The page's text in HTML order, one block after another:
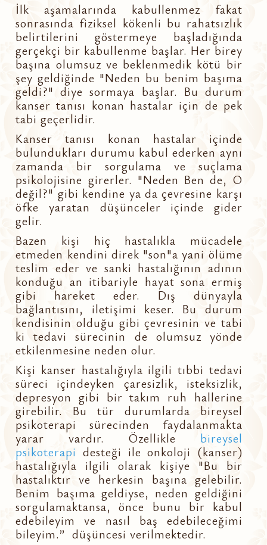
İlk aşamalarında kabullenmez fakat
sonrasında fiziksel kökenli bu rahatsızlık
belirtilerini göstermeye başladığında
gerçekçi bir kabullenme başlar. Her birey
başına olumsuz ve beklenmedik kötü bir
şey geldiğinde "Neden bu benim başıma
geldi?" diye sormaya başlar. Bu durum
kanser tanısı konan hastalar için de pek
tabi geçerlidir.
Kanser tanısı konan hastalar içinde
bulundukları durumu kabul ederken aynı
zamanda bir sorgulama ve suçlama
psikolojisine girerler. "Neden Ben de, O
değil?" gibi kendine ya da çevresine karşı
öfke yaratan düşünceler içinde gider
gelir.
Bazen kişi hiç hastalıkla mücadele
etmeden kendini direk "son"a yani ölüme
teslim eder ve sanki hastalığının adının
konduğu an itibariyle hayat sona ermiş
gibi hareket eder. Dış dünyayla
bağlantısını, iletişimi keser. Bu durum
kendisinin olduğu gibi çevresinin ve tabi
ki tedavi sürecinin de olumsuz yönde
etkilenmesine neden olur.
Kişi kanser hastalığıyla ilgili tıbbi tedavi
süreci içindeyken çaresizlik, isteksizlik,
depresyon gibi bir takım ruh hallerine
girebilir. Bu tür durumlarda bireysel
psikoterapi sürecinden faydalanmakta
yarar vardır. Özellikle bireysel
psikoterapi desteği ile onkoloji (kanser)
hastalığıyla ilgili olarak kişiye "Bu bir
hastalıktır ve herkesin başına gelebilir.
Benim başıma geldiyse, neden geldiğini
sorgulamaktansa, önce bunu bir kabul
edebileyim ve nasıl baş edebileceğimi
bileyim.” düşüncesi verilmektedir.